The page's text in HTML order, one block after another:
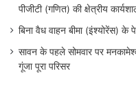
पीजीटी (गणित) की क्षेत्रीय
बिना वैध वाहन बीमा (इंश्योरेंस) के
सावन के पहले सोमवार पर
गूंजा पूरा परिसर